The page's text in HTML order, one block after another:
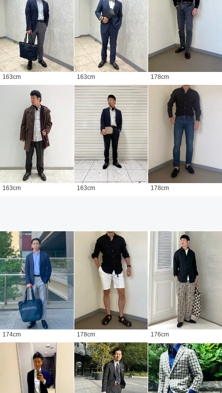
163cm 163cm 178cm
163cm 163cm 178cm
174cm 178cm 176cm